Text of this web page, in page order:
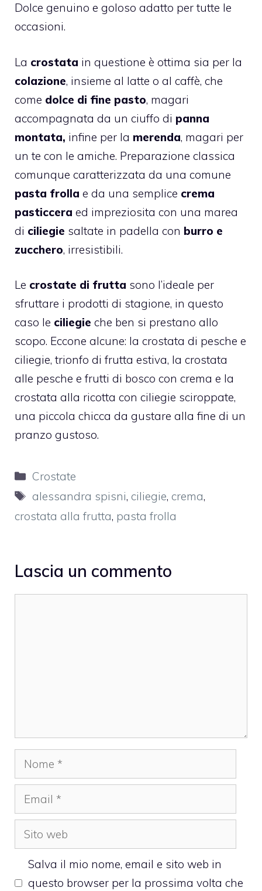
Dolce genuino e goloso adatto per tutte le
occasioni.
La crostata in questione è ottima sia per la
colazione, insieme al latte o al caffè, che
come dolce di fine pasto, magari
accompagnata da un ciuffo di panna
montata, infine per la merenda, magari per
un te con le amiche. Preparazione classica
comunque caratterizzata da una comune
pasta frolla e da una semplice crema
pasticcera ed impreziosita con una marea
di ciliegie saltate in padella con burro e
zucchero, irresistibili.
Le crostate di frutta sono l’ideale per
sfruttare i prodotti di stagione, in questo
caso le ciliegie che ben si prestano allo
scopo. Eccone alcune: la crostata di pesche e
ciliegie, trionfo di frutta estiva, la crostata
alle pesche e frutti di bosco con crema e la
crostata alla ricotta con ciliegie sciroppate,
una piccola chicca da gustare alla fine di un
pranzo gustoso.
Categorie
Crostate
Tag
alessandra spisni, ciliegie, crema,
crostata alla frutta, pasta frolla
Lascia un commento
Nome
Email
Sito
web
Salva il mio nome, email e sito web in
questo browser per la prossima volta che